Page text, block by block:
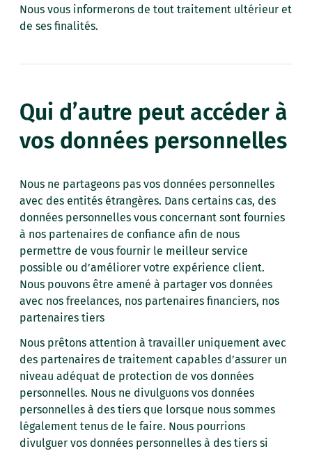
Nous vous informerons de tout traitement ultérieur et
de ses finalités.
Qui d’autre peut accéder à
vos données personnelles
Nous ne partageons pas vos données personnelles
avec des entités étrangères. Dans certains cas, des
données personnelles vous concernant sont fournies
à nos partenaires de confiance afin de nous
permettre de vous fournir le meilleur service
possible ou d’améliorer votre expérience client.
Nous pouvons être amené à partager vos données
avec nos freelances, nos partenaires financiers, nos
partenaires tiers
Nous prêtons attention à travailler uniquement avec
des partenaires de traitement capables d’assurer un
niveau adéquat de protection de vos données
personnelles. Nous ne divulguons vos données
personnelles à des tiers que lorsque nous sommes
légalement tenus de le faire. Nous pourrions
divulguer vos données personnelles à des tiers si